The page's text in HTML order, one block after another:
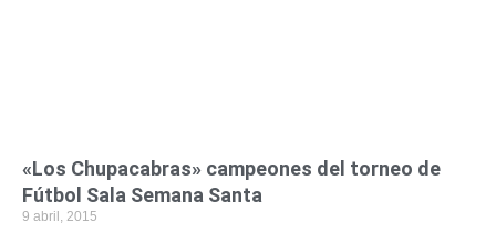
«Los Chupacabras» campeones del torneo de
Fútbol Sala Semana Santa
9 abril, 2015